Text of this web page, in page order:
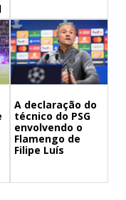
A declaração do
técnico do PSG
envolvendo o
Flamengo de
Filipe Luís